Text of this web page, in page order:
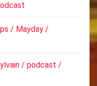
/ Mayday /
/ podcast /